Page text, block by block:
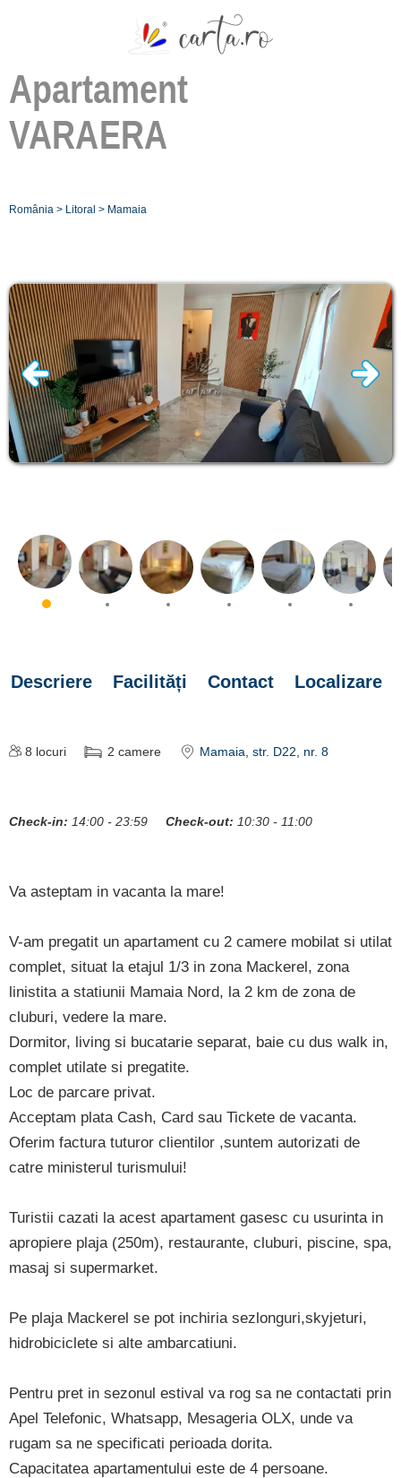
Apartament
VARAERA
România > Litoral > Mamaia
Descriere Facilități Contact Localizare
8 locuri 2 camere Mamaia, str. D22, nr. 8
Check-in: 14:00 - 23:59 Check-out: 10:30 - 11:00
Va asteptam in vacanta la mare!
V-am pregatit un apartament cu 2 camere mobilat si utilat
complet, situat la etajul 1/3 in zona Mackerel, zona
linistita a statiunii Mamaia Nord, la 2 km de zona de
cluburi, vedere la mare.
Dormitor, living si bucatarie separat, baie cu dus walk in,
complet utilate si pregatite.
Loc de parcare privat.
Acceptam plata Cash, Card sau Tickete de vacanta.
Oferim factura tuturor clientilor ,suntem autorizati de
catre ministerul turismului!
Turistii cazati la acest apartament gasesc cu usurinta in
apropiere plaja (250m), restaurante, cluburi, piscine, spa,
masaj si supermarket.
Pe plaja Mackerel se pot inchiria sezlonguri,skyjeturi,
hidrobiciclete si alte ambarcatiuni.
Pentru pret in sezonul estival va rog sa ne contactati prin
Apel Telefonic, Whatsapp, Mesageria OLX, unde va
rugam sa ne specificati perioada dorita.
Capacitatea apartamentului este de 4 persoane.